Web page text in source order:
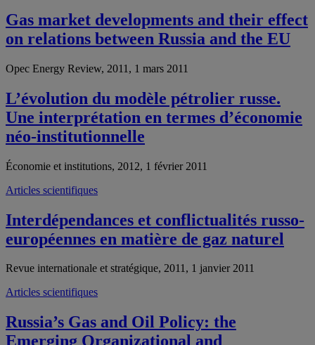
Gas market developments and their effect
on relations between Russia and the EU
Opec Energy Review, 2011, 1 mars 2011
L’évolution du modèle pétrolier russe.
Une interprétation en termes d’économie
néo-institutionnelle
Économie et institutions, 2012, 1 février 2011
Articles scientifiques
Interdépendances et conflictualités russo-
européennes en matière de gaz naturel
Revue internationale et stratégique, 2011, 1 janvier 2011
Articles scientifiques
Russia’s Gas and Oil Policy: the
Emerging Organizational and